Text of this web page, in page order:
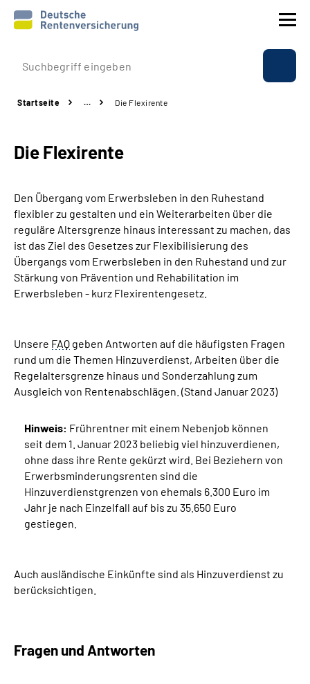
Prävention
Rente
Beratung & Kontakt
Experten
Über uns & Presse
Suche
Language
Leichte Sprache
Mein Kundenportal
Startseite … Die Flexirente
Die Flexirente
Den Übergang vom Erwerbsleben in den Ruhestand
flexibler zu gestalten und ein Weiterarbeiten über die
reguläre Altersgrenze hinaus interessant zu machen, das
ist das Ziel des Gesetzes zur Flexibilisierung des
Übergangs vom Erwerbsleben in den Ruhestand und zur
Stärkung von Prävention und Rehabilitation im
Erwerbsleben - kurz Flexirentengesetz.
Unsere FAQ geben Antworten auf die häufigsten Fragen
rund um die Themen Hinzuverdienst, Arbeiten über die
Regelaltersgrenze hinaus und Sonderzahlung zum
Ausgleich von Rentenabschlägen. (Stand Januar 2023)
Hinweis: Frührentner mit einem Nebenjob können
seit dem 1. Januar 2023 beliebig viel hinzuverdienen,
ohne dass ihre Rente gekürzt wird. Bei Beziehern von
Erwerbsminderungsrenten sind die
Hinzuverdienstgrenzen von ehemals 6.300 Euro im
Jahr je nach Einzelfall auf bis zu 35.650 Euro
gestiegen.
Auch ausländische Einkünfte sind als Hinzuverdienst zu
berücksichtigen.
Fragen und Antworten